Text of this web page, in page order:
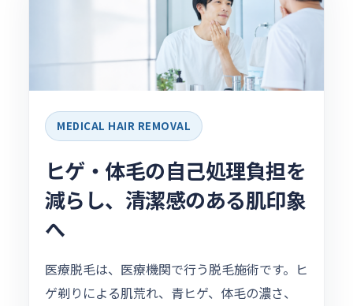
MEDICAL HAIR REMOVAL
ヒゲ・体毛の自己処理負担を
減らし、清潔感のある肌印象
へ
医療脱毛は、医療機関で行う脱毛施術です。ヒ
ゲ剃りによる肌荒れ、青ヒゲ、体毛の濃さ、